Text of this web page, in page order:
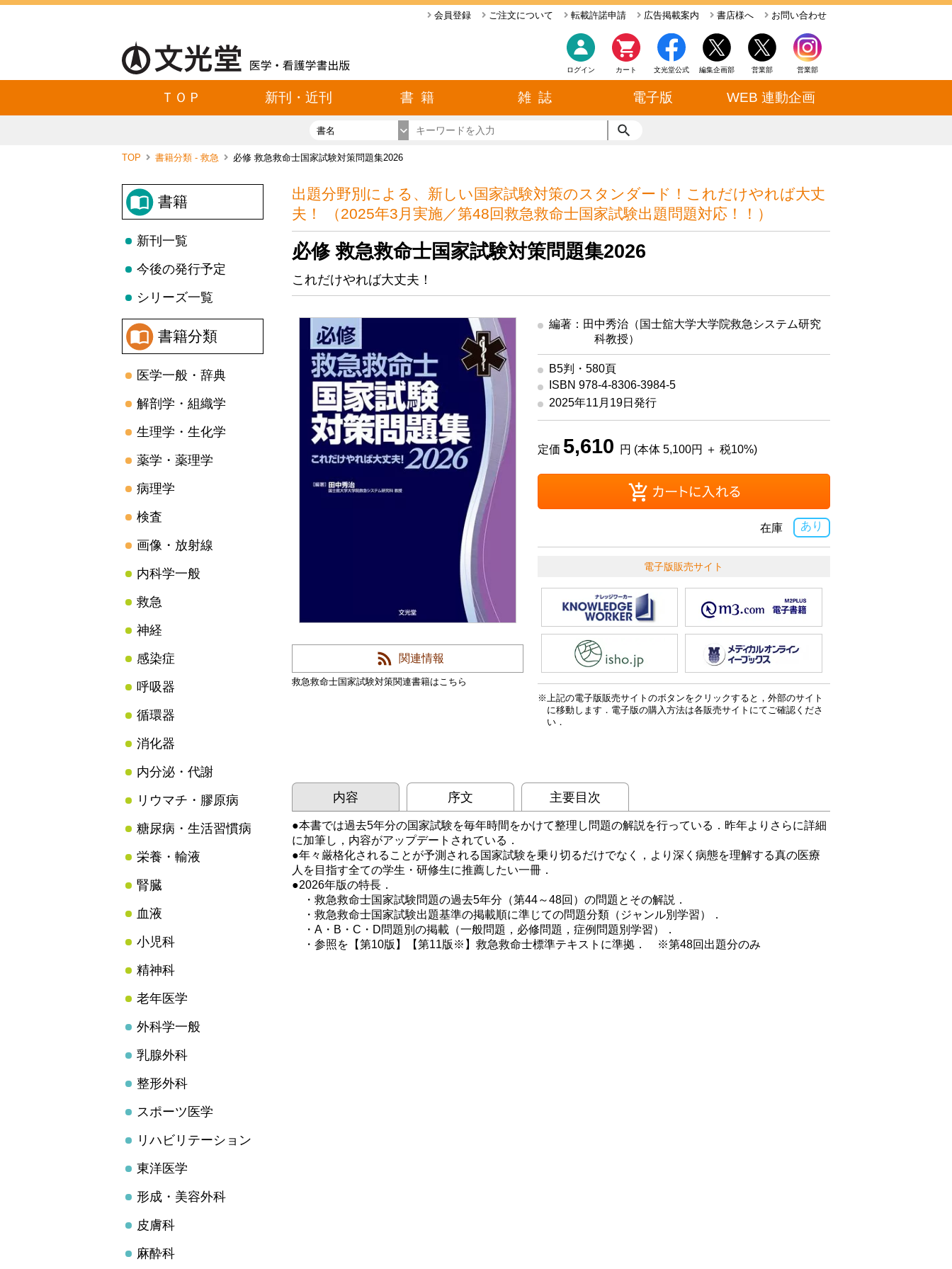
お問い合わせ
書店様へ
広告掲載案内
転載許諾申請
ご注文について
会員登録
営業部
営業部
編集企画部
文光堂公式
カート
ログイン
ＴＯＰ 新刊・近刊 書 籍 雑 誌 電子版 WEB 連動企画
書名
TOP 書籍分類 - 救急 必修 救急救命士国家試験対策問題集2026
書籍
新刊一覧
今後の発行予定
シリーズ一覧
書籍分類
医学一般・辞典
解剖学・組織学
生理学・生化学
薬学・薬理学
病理学
検査
画像・放射線
内科学一般
救急
神経
感染症
呼吸器
循環器
消化器
内分泌・代謝
リウマチ・膠原病
糖尿病・生活習慣病
栄養・輸液
腎臓
血液
小児科
精神科
老年医学
外科学一般
乳腺外科
整形外科
スポーツ医学
リハビリテーション
東洋医学
形成・美容外科
皮膚科
麻酔科
出題分野別による、新しい国家試験対策のスタンダード！これだけやれば大丈
夫！ （2025年3月実施／第48回救急救命士国家試験出題問題対応！！）
必修 救急救命士国家試験対策問題集2026
これだけやれば大丈夫！
関連情報
救急救命士国家試験対策関連書籍はこちら
編著：田中秀治（国士舘大学大学院救急システム研究
科教授）
B5判・580頁
ISBN 978-4-8306-3984-5
2025年11月19日発行
定価 5,610 円 (本体 5,100円 ＋ 税10%)
あり
在庫
電子版販売サイト
上記の電子版販売サイトのボタンをクリックすると，外部のサイト
に移動します．電子版の購入方法は各販売サイトにてご確認くださ
い．
内容 序文 主要目次
●本書では過去5年分の国家試験を毎年時間をかけて整理し問題の解説を行っている．昨年よりさらに詳細
に加筆し，内容がアップデートされている．
●年々厳格化されることが予測される国家試験を乗り切るだけでなく，より深く病態を理解する真の医療
人を目指す全ての学生・研修生に推薦したい一冊．
●2026年版の特長．
・救急救命士国家試験問題の過去5年分（第44～48回）の問題とその解説．
・救急救命士国家試験出題基準の掲載順に準じての問題分類（ジャンル別学習）．
・A・B・C・D問題別の掲載（一般問題，必修問題，症例問題別学習）．
・参照を【第10版】【第11版※】救急救命士標準テキストに準拠． ※第48回出題分のみ